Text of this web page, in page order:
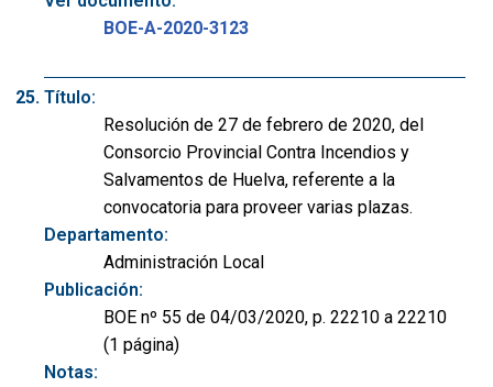
BOE-A-2020-3123
Título:
Resolución de 27 de febrero de 2020, del
Consorcio Provincial Contra Incendios y
Salvamentos de Huelva, referente a la
convocatoria para proveer varias plazas.
Departamento:
Administración Local
Publicación:
BOE nº 55 de 04/03/2020, p. 22210 a 22210
(1 página)
Notas: